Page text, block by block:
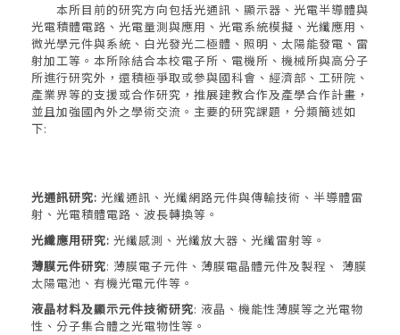
本所目前的研究方向包括光通訊、顯示器、光電半導體與
光電積體電路、光電量測與應用、光電系統模擬、光纖應用、
微光學元件與系統、白光發光二極體、照明、太陽能發電、雷
射加工等。本所除結合本校電子所、電機所、機械所與高分子
所進行研究外，還積極爭取或參與國科會、經濟部、工研院、
產業界等的支援或合作研究，推展建教合作及產學合作計畫，
並且加強國內外之學術交流。主要的研究課題，分類簡述如
下:
光通訊研究: 光纖通訊、光纖網路元件與傳輸技術、半導體雷
射、光電積體電路、波長轉換等。
光纖應用研究: 光纖感測、光纖放大器、光纖雷射等。
薄膜元件研究: 薄膜電子元件、薄膜電晶體元件及製程、 薄膜
太陽電池、有機光電元件等。
液晶材料及顯示元件技術研究: 液晶、機能性薄膜等之光電物
性、分子集合體之光電物性等。